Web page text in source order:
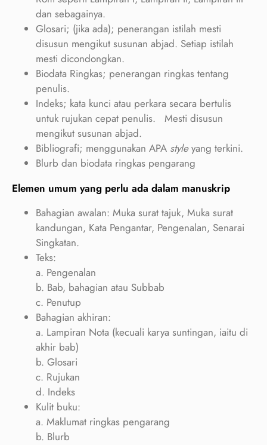
dan sebagainya.
Glosari; (jika ada); penerangan istilah mesti
disusun mengikut susunan abjad. Setiap istilah
mesti dicondongkan.
Biodata Ringkas; penerangan ringkas tentang
penulis.
Indeks; kata kunci atau perkara secara bertulis
untuk rujukan cepat penulis. Mesti disusun
mengikut susunan abjad.
Bibliografi; menggunakan APA styleyang terkini.
Blurb dan biodata ringkas pengarang
Elemen umum yang perlu ada dalam manuskrip
Bahagian awalan: Muka surat tajuk, Muka surat
kandungan, Kata Pengantar, Pengenalan, Senarai
Singkatan.
Teks:
a. Pengenalan
b. Bab, bahagian atau Subbab
c. Penutup
Bahagian akhiran:
a. Lampiran Nota (kecuali karya suntingan, iaitu di
akhir bab)
b. Glosari
c. Rujukan
d. Indeks
Kulit buku:
a. Maklumat ringkas pengarang
b. Blurb